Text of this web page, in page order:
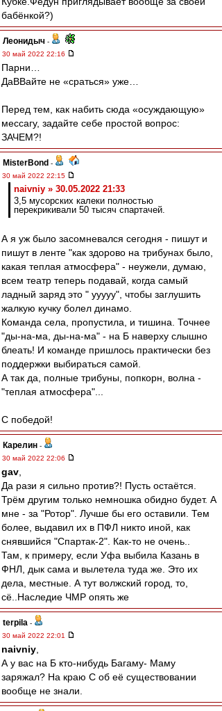
бабёнкой?)
Леонидыч -
30 май 2022 22:16
Парни…
ДаВВайте не «сраться» уже…
Перед тем, как набить сюда «осуждающую»
мессагу, задайте себе простой вопрос:
ЗАЧЕМ?!
MisterBond -
30 май 2022 22:15
naivniy » 30.05.2022 21:33
3,5 мусорских калеки полностью
перекрикивали 50 тысяч спартачей.
А я уж было засомневался сегодня - пишут и
пишут в ленте "как здорово на трибунах было,
какая теплая атмосфера" - неужели, думаю,
всем театр теперь подавай, когда самый
ладный заряд это " ууууу", чтобы заглушить
жалкую кучку болел динамо.
Команда села, пропустила, и тишина. Точнее
"ды-на-ма, ды-на-ма" - на Б наверху слышно
блеать! И команде пришлось практически без
поддержки выбираться самой.
А так да, полные трибуны, попкорн, волна -
"теплая атмосфера"...
С победой!
Карелин -
30 май 2022 22:06
gav
Да рази я сильно против?! Пусть остаётся.
Трём другим только немношка обидно будет. А
мне - за "Ротор". Лучше бы его оставили. Тем
более, выдавил их в ПФЛ никто иной, как
снявшийся "Спартак-2". Как-то не очень..
Там, к примеру, если Уфа выбила Казань в
ФНЛ, дык сама и вылетела туда же. Это их
дела, местные. А тут волжский город, то,
сё..Наследие ЧМР опять же
terpila -
30 май 2022 22:01
naivniy
А у вас на Б кто-нибудь Багаму- Маму
заряжал? На краю С об её существовании
вообще не знали.